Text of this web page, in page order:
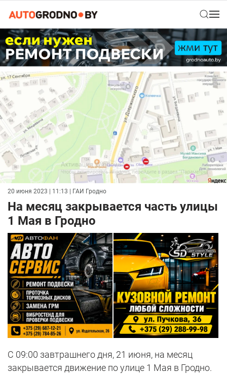
20 июня 2023 | 11:13 | ГАИ Гродно
На месяц закрывается часть улицы
1 Мая в Гродно
С 09:00 завтрашнего дня, 21 июня, на месяц
закрывается движение по улице 1 Мая в Гродно.